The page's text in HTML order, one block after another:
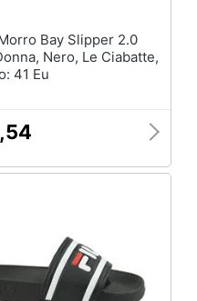
Nero, Le Ciabatte,
41 Eu